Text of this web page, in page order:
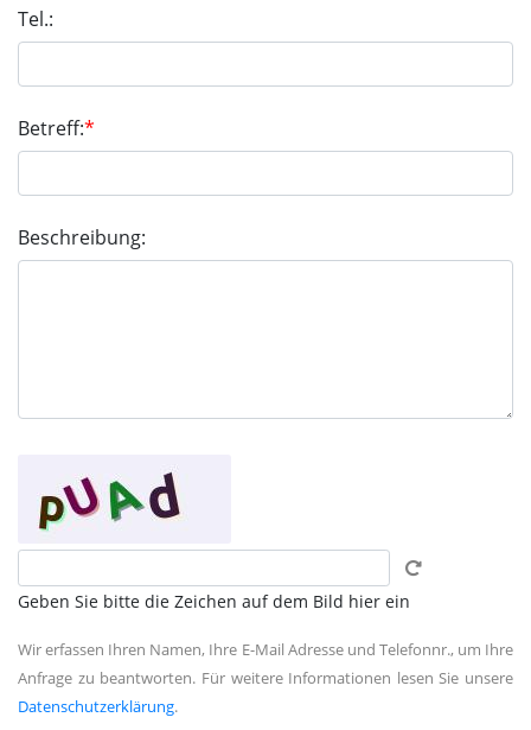
Tel.:
Betreff:*
Beschreibung:
Geben Sie bitte die Zeichen auf dem Bild hier ein
Wir erfassen Ihren Namen, Ihre E-Mail Adresse und Telefonnr., um Ihre
Anfrage zu beantworten. Für weitere Informationen lesen Sie unsere
Datenschutzerklärung.